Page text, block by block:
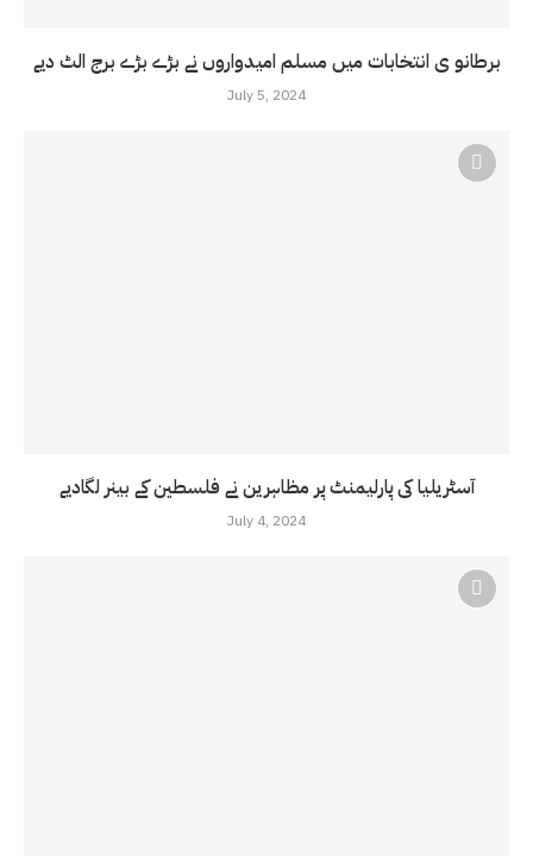
برطانو ی انتخابات میں مسلم امیدواروں نے بڑے بڑے برج الٹ دیے
July 5, 2024
آسٹریلیا کی پارلیمنٹ پر مظاہرین نے فلسطین کے بینر لگادیے
July 4, 2024